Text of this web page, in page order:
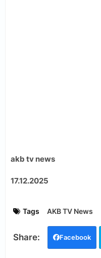
akb tv news
17.12.2025
Tags AKB TV News
Facebook